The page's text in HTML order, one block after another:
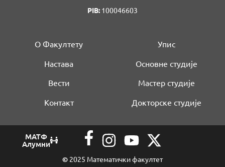
PIB: 100046603
О Факултету
Настава
Вести
Контакт
Упис
Основне студије
Мастер студије
Докторске студије
МАТФ
Алумни
© 2025 Математички факултет